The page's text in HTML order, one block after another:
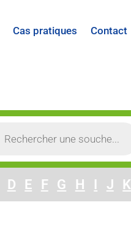
Cas pratiques Contact
D E F G H I J K